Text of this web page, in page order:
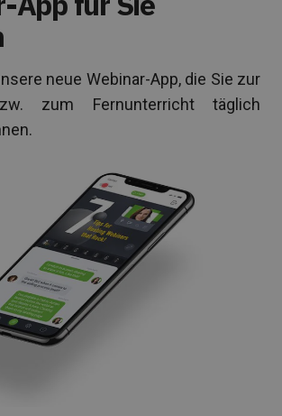
neue Webinar-App, die Sie zur
zum Fernunterricht täglich